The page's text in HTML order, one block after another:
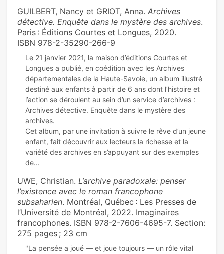
GUILBERT, Nancy et GRIOT, Anna. Archives
détective. Enquête dans le mystère des archives.
Paris : Éditions Courtes et Longues, 2020.
ISBN 978-2-35290-266-9
Le 21 janvier 2021, la maison d’éditions Courtes et
Longues a publié, en coédition avec les Archives
départementales de la Haute-Savoie, un album illustré
destiné aux enfants à partir de 6 ans dont l’histoire et
l’action se déroulent au sein d’un service d’archives :
Archives détective. Enquête dans le mystère des
archives.
Cet album, par une invitation à suivre le rêve d’un jeune
enfant, fait découvrir aux lecteurs la richesse et la
variété des archives en s’appuyant sur des exemples
UWE, Christian. L’archive paradoxale: penser
l’existence avec le roman francophone
subsaharien. Montréal, Québec : Les Presses de
l’Université de Montréal, 2022. Imaginaires
francophones. ISBN 978-2-7606-4695-7. Section:
275 pages ; 23 cm
"La pensée a joué — et joue toujours — un rôle vital